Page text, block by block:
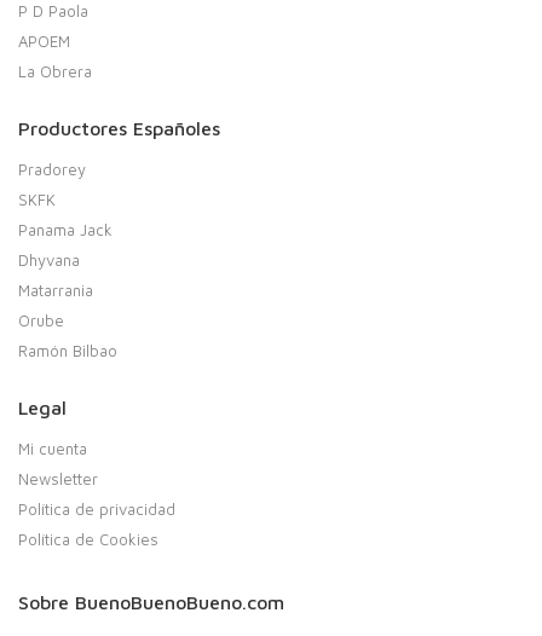
P D Paola
APOEM
La Obrera
Productores Españoles
Pradorey
SKFK
Panama Jack
Dhyvana
Matarrania
Orube
Ramón Bilbao
Legal
Mi cuenta
Newsletter
Política de privacidad
Política de Cookies
Sobre BuenoBuenoBueno.com